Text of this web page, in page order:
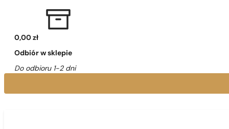
0,00 zł
Odbiór w sklepie
Do odbioru 1-2 dni